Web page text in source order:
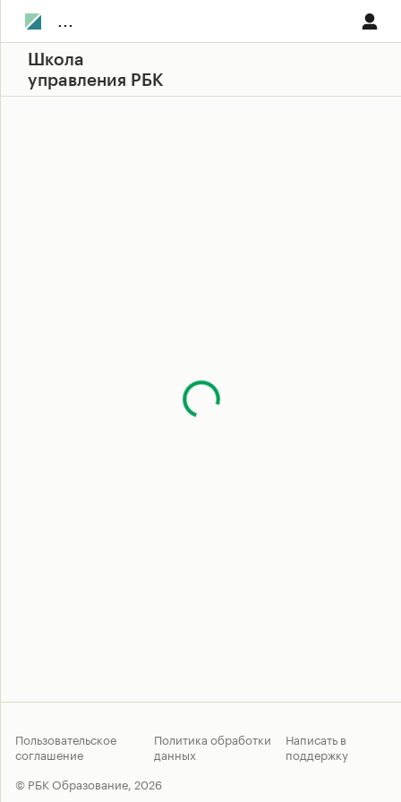
Школа
управления РБК
Пользовательское
соглашение
Политика обработки
данных
Написать в
поддержку
© РБК Образование, 2026